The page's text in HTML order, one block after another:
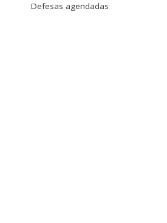
Defesas agendadas